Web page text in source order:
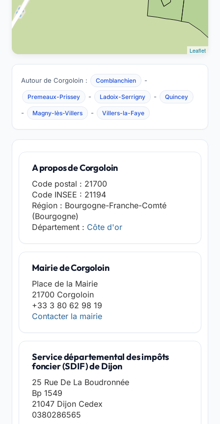
Leaflet
Autour de Corgoloin : Comblanchien -
Premeaux-Prissey - Ladoix-Serrigny - Quincey
- Magny-lès-Villers - Villers-la-Faye
A propos de Corgoloin
Code postal : 21700
Code INSEE : 21194
Région : Bourgogne-Franche-Comté
(Bourgogne)
Département : Côte d'or
Mairie de Corgoloin
Place de la Mairie
21700 Corgoloin
+33 3 80 62 98 19
Contacter la mairie
Service départemental des impôts
foncier (SDIF) de Dijon
25 Rue De La Boudronnée
Bp 1549
21047 Dijon Cedex
0380286565